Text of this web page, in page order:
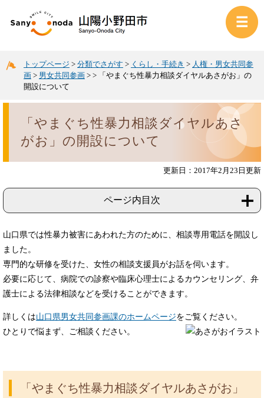
トップページ > 分類でさがす > くらし・手続き > 人権・男女共同参
画 > 男女共同参画 > >
「やまぐち性暴力相談ダイヤルあさがお」の
開設について
「やまぐち性暴力相談ダイヤルあさ
がお」の開設について
更新日：2017年2月23日更新
ページ内目次
山口県では性暴力被害にあわれた方のために、相談専用電話を開設し
ました。
専門的な研修を受けた、女性の相談支援員がお話を伺います。
必要に応じて、病院での診察や臨床心理士によるカウンセリング、弁
護士による法律相談などを受けることができます。
詳しくは山口県男女共同参画課のホームページをご覧ください。
ひとりで悩まず、ご相談ください。
「やまぐち性暴力相談ダイヤルあさがお」